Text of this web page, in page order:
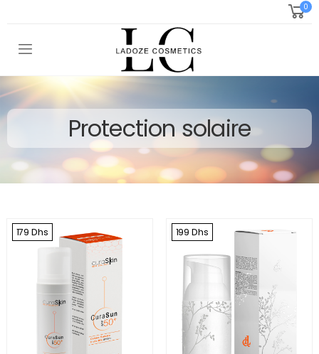
0
Toggle mobile menu
Protection solaire
179 Dhs 199 Dhs